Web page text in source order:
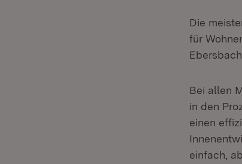
Die
für
Bei allen
in den
einen
einfach,